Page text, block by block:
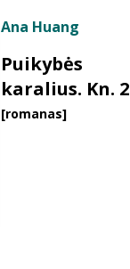
Ana Huang
Puikybės
karalius. Kn. 2
[romanas]